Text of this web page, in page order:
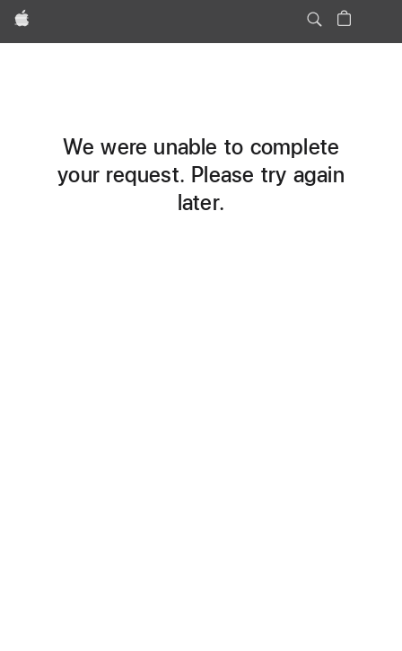
Apple
We were unable to complete
your request. Please try again
later.